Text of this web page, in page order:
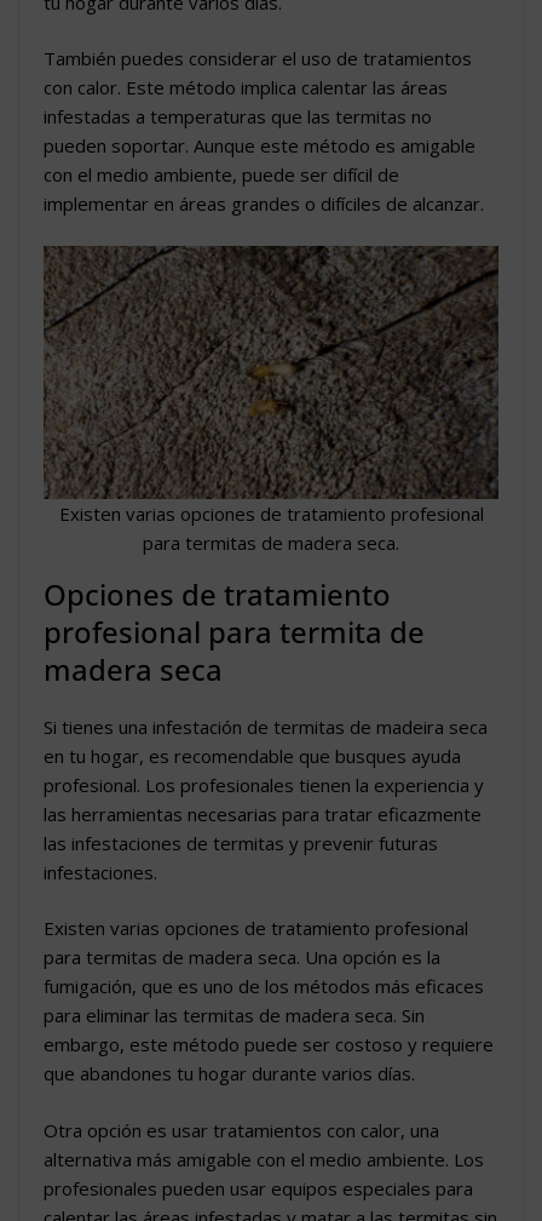
También puedes considerar el uso de tratamientos
con calor. Este método implica calentar las áreas
infestadas a temperaturas que las termitas no
pueden soportar. Aunque este método es amigable
con el medio ambiente, puede ser difícil de
implementar en áreas grandes o difíciles de alcanzar.
Existen varias opciones de tratamiento profesional
para termitas de madera seca.
Opciones de tratamiento
profesional para termita de
madera seca
Si tienes una infestación de termitas de madeira seca
en tu hogar, es recomendable que busques ayuda
profesional. Los profesionales tienen la experiencia y
las herramientas necesarias para tratar eficazmente
las infestaciones de termitas y prevenir futuras
infestaciones.
Existen varias opciones de tratamiento profesional
para termitas de madera seca. Una opción es la
fumigación, que es uno de los métodos más eficaces
para eliminar las termitas de madera seca. Sin
embargo, este método puede ser costoso y requiere
que abandones tu hogar durante varios días.
Otra opción es usar tratamientos con calor, una
alternativa más amigable con el medio ambiente. Los
profesionales pueden usar equipos especiales para